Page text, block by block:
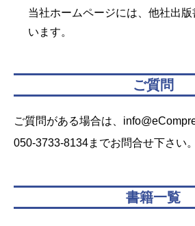
当社ホームページには、他社出
います。
ご質問
ご質問がある場合は、
050-3733-8134までお問合せ下さい。
書籍一覧